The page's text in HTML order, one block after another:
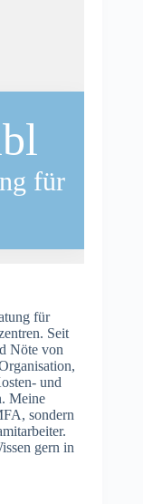
für
für
Seit
Nöte von
und
Meine
sondern
gern in